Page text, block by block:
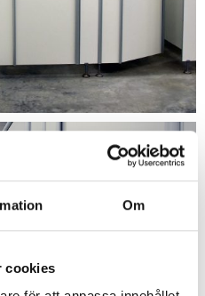
Om
cookies